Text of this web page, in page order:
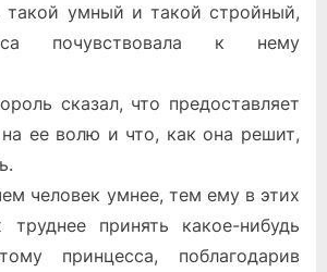
такой умный и такой стройный,
почувствовала к нему
сказал, что предоставляет
ее волю и что, как она решит,
человек умнее, тем ему в этих
труднее принять какое-нибудь
принцесса, поблагодарив